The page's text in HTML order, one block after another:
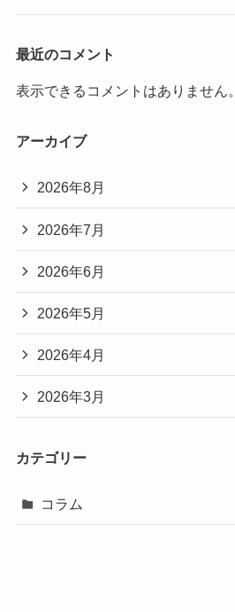
最近のコメント
表示できるコメントはありません。
アーカイブ
2026年8月
2026年7月
2026年6月
2026年5月
2026年4月
2026年3月
カテゴリー
コラム